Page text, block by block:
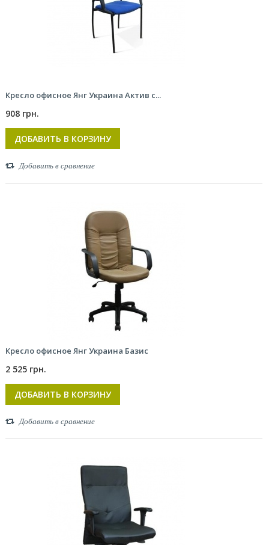
Кресло офисное Янг Украина Актив с...
908 грн.
ДОБАВИТЬ В КОРЗИНУ
Добавить в сравнение
Кресло офисное Янг Украина Базис
2 525 грн.
ДОБАВИТЬ В КОРЗИНУ
Добавить в сравнение